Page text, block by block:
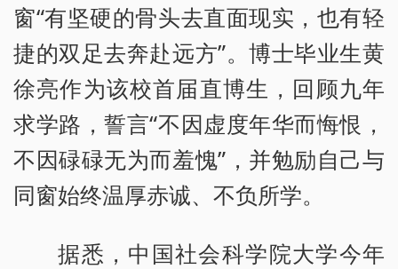
窗“有坚硬的骨头去直面现实，也有轻
捷的双足去奔赴远方”。博士毕业生黄
徐亮作为该校首届直博生，回顾九年
求学路，誓言“不因虚度年华而悔恨，
不因碌碌无为而羞愧”，并勉励自己与
同窗始终温厚赤诚、不负所学。
据悉，中国社会科学院大学今年